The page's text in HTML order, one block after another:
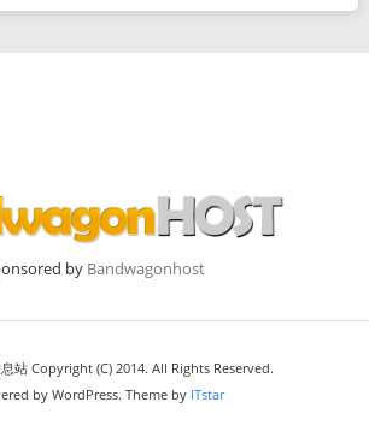
by Bandwagonhost
站 Copyright (C) 2014. All Rights Reserved.
by WordPress. Theme by ITstar